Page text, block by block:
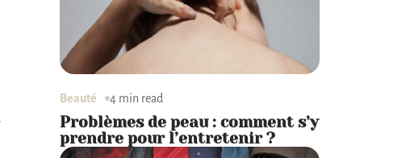
Beauté 4 min read
Problèmes de peau : comment s’y
prendre pour l’entretenir ?